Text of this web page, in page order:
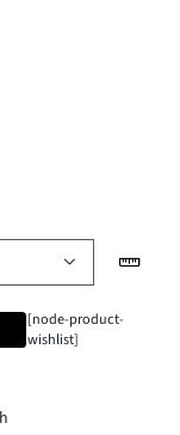
[node-product-
wishlist]